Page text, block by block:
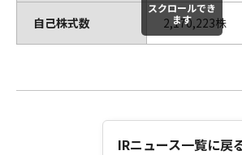
自己株式数 2,170,223株
スクロールでき
ます
IRニュース一覧に戻